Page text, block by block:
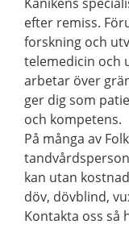
efter remiss.
forskning och
telemedicin och
arbetar över
ger dig som
och kompetens.
På många av
kan utan
döv, dövblind,
Kontakta oss så